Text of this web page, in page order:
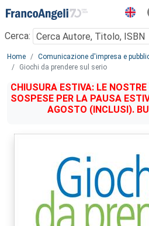
Menu
Cerca:
Main content
Home
Comunicazione d'impresa e
Giochi da prendere sul serio
CHIUSURA ESTIVA: LE
SOSPESE PER LA PAUSA
AGOSTO (INCLUSI).